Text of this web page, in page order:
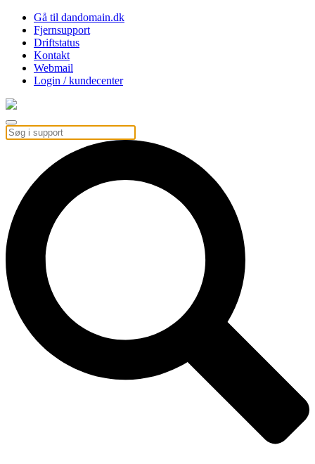
Gå til dandomain.dk
Fjernsupport
Driftstatus
Kontakt
Webmail
Login / kundecenter